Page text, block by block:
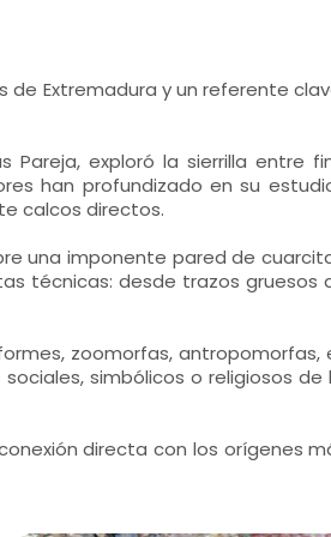
de Extremadura y un referente
Pareja, exploró la sierrilla entre
han profundizado en su
calcos directos.
una imponente pared de
técnicas: desde trazos gruesos
zoomorfas, antropomorfas,
simbólicos o religiosos de
directa con los orígenes